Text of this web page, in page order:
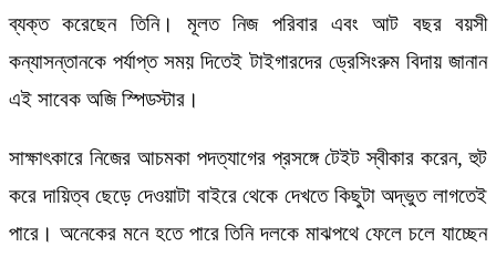
ব্যক্ত করেছেন তিনি। মূলত নিজ পরিবার এবং আট বছর বয়সী
কন্যাসন্তানকে পর্যাপ্ত সময় দিতেই টাইগারদের ড্রেসিংরুম বিদায় জানান
এই সাবেক অজি স্পিডস্টার।
সাক্ষাৎকারে নিজের আচমকা পদত্যাগের প্রসঙ্গে টেইট স্বীকার করেন, হুট
করে দায়িত্ব ছেড়ে দেওয়াটা বাইরে থেকে দেখতে কিছুটা অদ্ভুত লাগতেই
পারে। অনেকের মনে হতে পারে তিনি দলকে মাঝপথে ফেলে চলে যাচ্ছেন